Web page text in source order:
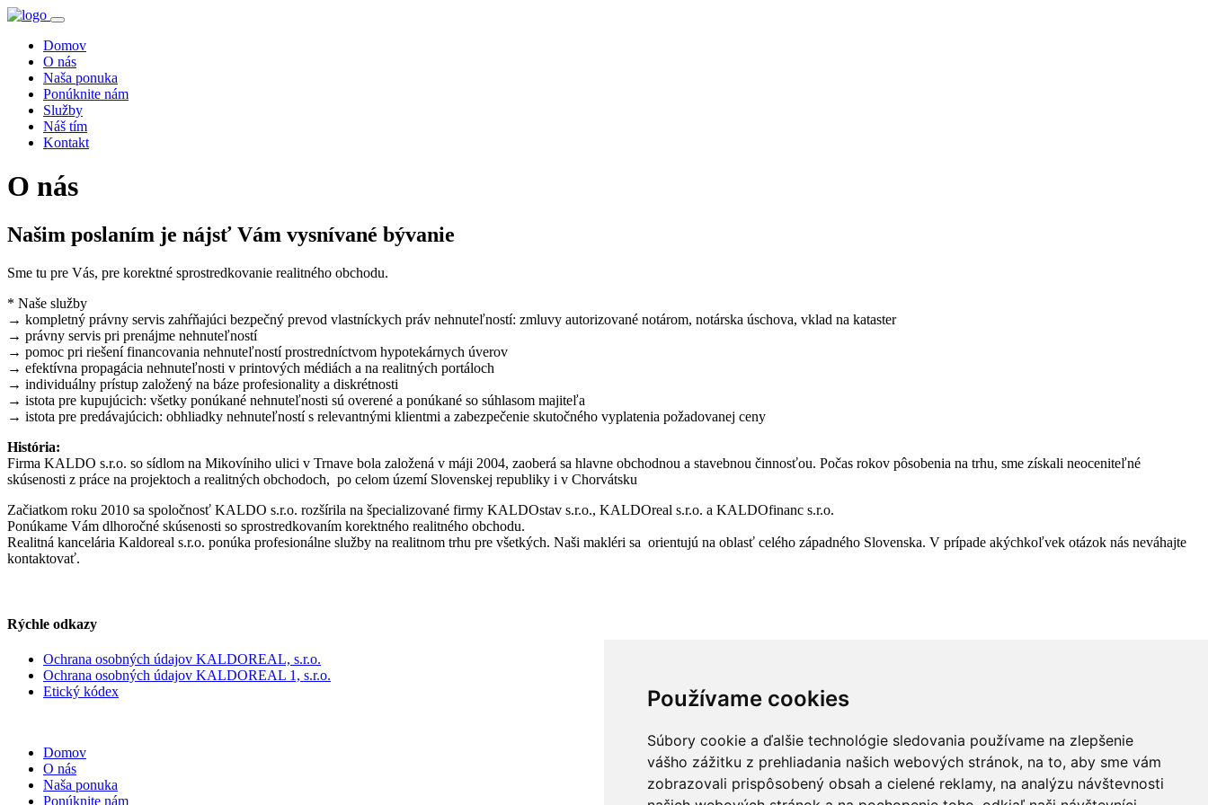
Používame cookies
Súbory cookie a ďalšie technológie sledovania používame na zlepšenie
vášho zážitku z prehliadania našich webových stránok, na to, aby sme vám
zobrazovali prispôsobený obsah a cielené reklamy, na analýzu návštevnosti
Domov
O nás
Naša ponuka
Ponúknite nám
Služby
Náš tím
Kontakt
O nás
Našim poslaním je nájsť Vám vysnívané bývanie
Sme tu pre Vás, pre korektné sprostredkovanie realitného obchodu.
* Naše služby
→ kompletný právny servis zahŕňajúci bezpečný prevod vlastníckych práv nehnuteľností: zmluvy autorizované notárom, notárska úschova, vklad na kataster
→ právny servis pri prenájme nehnuteľností
→ pomoc pri riešení financovania nehnuteľností prostredníctvom hypotekárnych úverov
→ efektívna propagácia nehnuteľnosti v printových médiách a na realitných portáloch
→ individuálny prístup založený na báze profesionality a diskrétnosti
→ istota pre kupujúcich: všetky ponúkané nehnuteľnosti sú overené a ponúkané so súhlasom majiteľa
→ istota pre predávajúcich: obhliadky nehnuteľností s relevantnými klientmi a zabezpečenie skutočného vyplatenia požadovanej ceny
História:
Firma KALDO s.r.o. so sídlom na Mikovíniho ulici v Trnave bola založená v máji 2004, zaoberá sa hlavne obchodnou a stavebnou činnosťou. Počas rokov pôsobenia na trhu, sme získali neoceniteľné
skúsenosti z práce na projektoch a realitných obchodoch, po celom území Slovenskej republiky i v Chorvátsku
Začiatkom roku 2010 sa spoločnosť KALDO s.r.o. rozšírila na špecializované firmy KALDOstav s.r.o., KALDOreal s.r.o. a KALDOfinanc s.r.o.
Ponúkame Vám dlhoročné skúsenosti so sprostredkovaním korektného realitného obchodu.
Realitná kancelária Kaldoreal s.r.o. ponúka profesionálne služby na realitnom trhu pre všetkých. Naši makléri sa orientujú na oblasť celého západného Slovenska. V prípade akýchkoľvek otázok nás neváhajte
kontaktovať.
Rýchle odkazy
Ochrana osobných údajov KALDOREAL, s.r.o.
Ochrana osobných údajov KALDOREAL 1, s.r.o.
Etický kódex
Domov
O nás
Naša ponuka
Ponúknite nám